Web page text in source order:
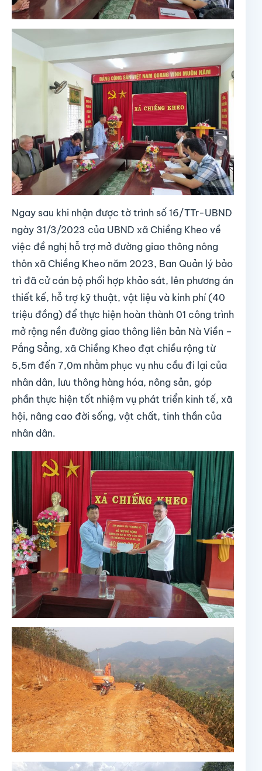
Ngay sau khi nhận được tờ trình số 16/TTr-UBND
ngày 31/3/2023 của UBND xã Chiềng Kheo về
việc đề nghị hỗ trợ mở đường giao thông nông
thôn xã Chiềng Kheo năm 2023, Ban Quản lý bảo
trì đã cử cán bộ phối hợp khảo sát, lên phương án
thiết kế, hỗ trợ kỹ thuật, vật liệu và kinh phí (40
triệu đồng) để thực hiện hoàn thành 01 công trình
mở rộng nền đường giao thông liên bản Nà Viền –
Pắng Sẳng, xã Chiềng Kheo đạt chiều rộng từ
5,5m đến 7,0m nhằm phục vụ nhu cầu đi lại của
nhân dân, lưu thông hàng hóa, nông sản, góp
phần thực hiện tốt nhiệm vụ phát triển kinh tế, xã
hội, nâng cao đời sống, vật chất, tinh thần của
nhân dân.